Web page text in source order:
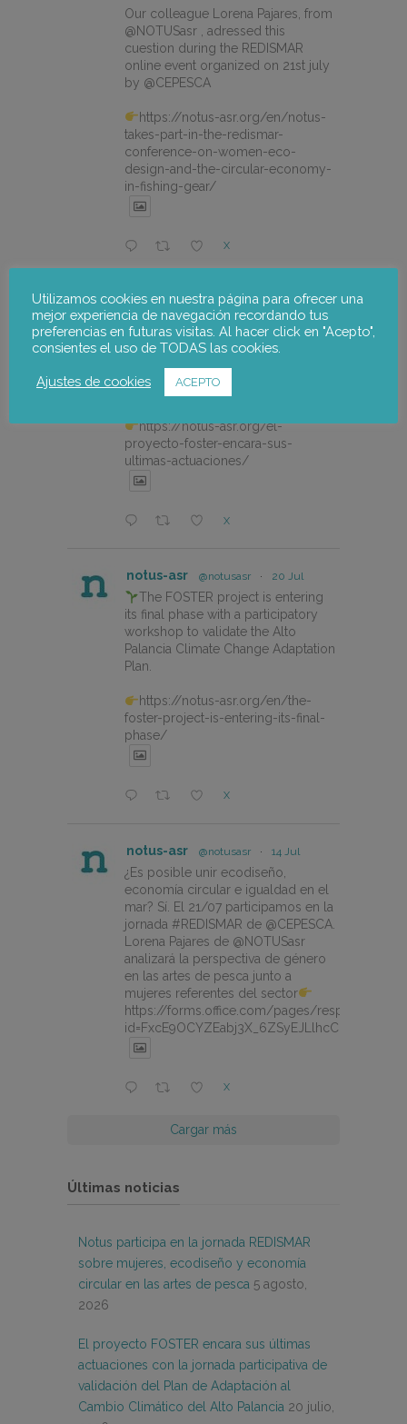
Our colleague Lorena Pajares, from
@NOTUSasr , adressed this
cuestion during the REDISMAR
online event organized on 21st july
by @CEPESCA
https://notus-asr.org/en/notus-
takes-part-in-the-redismar-
conference-on-women-eco-
design-and-the-circular-economy-
in-fishing-gear/
X
notus-asr @notusasr 22 Jul
El proyecto FOSTER encara sus
últimas actuaciones con la jornada
participativa de validación del Plan
de Adaptación al Cambio Climático
del Alto Palancia.
https://notus-asr.org/el-
proyecto-foster-encara-sus-
ultimas-actuaciones/
X
notus-asr @notusasr · 20 Jul
The FOSTER project is entering
its final phase with a participatory
workshop to validate the Alto
Palancia Climate Change Adaptation
Plan.
https://notus-asr.org/en/the-
foster-project-is-entering-its-final-
phase/
X
notus-asr @notusasr · 14 Jul
¿Es posible unir ecodiseño,
economía circular e igualdad en el
mar? Sí. El 21/07 participamos en la
jornada #REDISMAR de @CEPESCA.
Lorena Pajares de @NOTUSasr
analizará la perspectiva de género
en las artes de pesca junto a
mujeres referentes del sector
https://forms.office.com/pages/
X
Cargar más
Últimas noticias
Notus participa en la jornada REDISMAR
sobre mujeres, ecodiseño y economía
circular en las artes de pesca 5 agosto,
2026
El proyecto FOSTER encara sus últimas
actuaciones con la jornada participativa de
validación del Plan de Adaptación al
Cambio Climático del Alto Palancia 20 julio,
Utilizamos cookies en nuestra página para ofrecer una
mejor experiencia de navegación recordando tus
preferencias en futuras visitas. Al hacer click en "Acepto",
consientes el uso de TODAS las cookies.
Ajustes de cookies ACEPTO